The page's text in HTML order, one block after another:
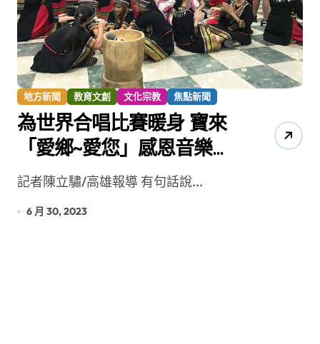
地方新聞 教育文創 文化宗教 焦點新聞
為世界合唱比賽暖身 寶來
「愛鄉~愛您」感恩音樂會
登場
記者陳立驌/高雄報導 有句話說...
6 月 30, 2023